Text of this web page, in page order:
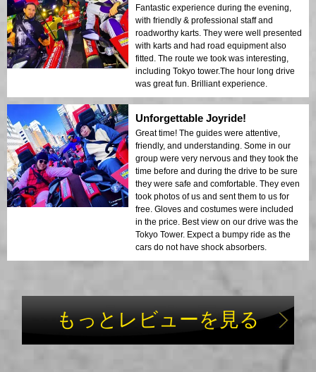
Fantastic experience during the evening,
with friendly & professional staff and
roadworthy karts. They were well presented
with karts and had road equipment also
fitted. The route we took was interesting,
including Tokyo tower.The hour long drive
was great fun. Brilliant experience.
Unforgettable Joyride!
Great time! The guides were attentive,
friendly, and understanding. Some in our
group were very nervous and they took the
time before and during the drive to be sure
they were safe and comfortable. They even
took photos of us and sent them to us for
free. Gloves and costumes were included
in the price. Best view on our drive was the
Tokyo Tower. Expect a bumpy ride as the
cars do not have shock absorbers.
もっとレビューを見る